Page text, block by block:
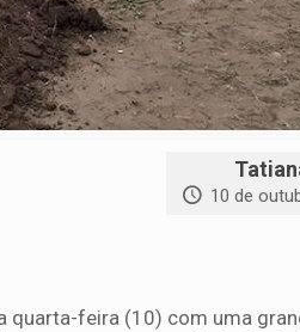
10 de
quarta-feira (10) com uma